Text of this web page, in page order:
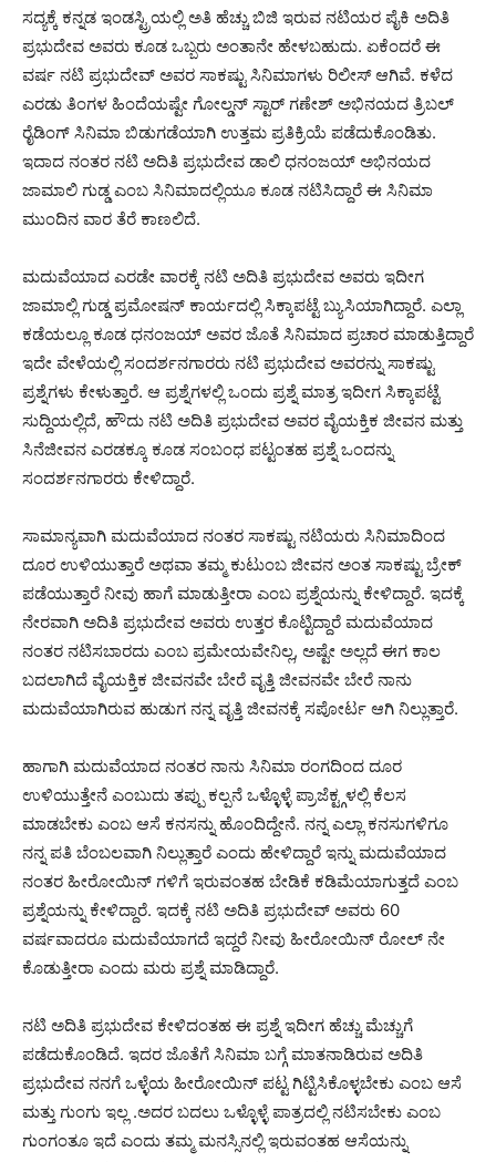
ಸದ್ಯಕ್ಕೆ ಕನ್ನಡ ಇಂಡಸ್ಟ್ರಿಯಲ್ಲಿ ಅತಿ ಹೆಚ್ಚು ಬಿಜಿ ಇರುವ ನಟಿಯರ ಪೈಕಿ ಅದಿತಿ
ಪ್ರಭುದೇವ ಅವರು ಕೂಡ ಒಬ್ಬರು ಅಂತಾನೇ ಹೇಳಬಹುದು. ಏಕೆಂದರೆ ಈ
ವರ್ಷ ನಟಿ ಪ್ರಭುದೇವ್ ಅವರ ಸಾಕಷ್ಟು ಸಿನಿಮಾಗಳು ರಿಲೀಸ್ ಆಗಿವೆ. ಕಳೆದ
ಎರಡು ತಿಂಗಳ ಹಿಂದೆಯಷ್ಟೇ ಗೋಲ್ಡನ್ ಸ್ಟಾರ್ ಗಣೇಶ್ ಅಭಿನಯದ ತ್ರಿಬಲ್
ರೈಡಿಂಗ್ ಸಿನಿಮಾ ಬಿಡುಗಡೆಯಾಗಿ ಉತ್ತಮ ಪ್ರತಿಕ್ರಿಯೆ ಪಡೆದುಕೊಂಡಿತು.
ಇದಾದ ನಂತರ ನಟಿ ಅದಿತಿ ಪ್ರಭುದೇವ ಡಾಲಿ ಧನಂಜಯ್ ಅಭಿನಯದ
ಜಾಮಾಲಿ ಗುಡ್ಡ ಎಂಬ ಸಿನಿಮಾದಲ್ಲಿಯೂ ಕೂಡ ನಟಿಸಿದ್ದಾರೆ ಈ ಸಿನಿಮಾ
ಮುಂದಿನ ವಾರ ತೆರೆ ಕಾಣಲಿದೆ.
ಮದುವೆಯಾದ ಎರಡೇ ವಾರಕ್ಕೆ ನಟಿ ಅದಿತಿ ಪ್ರಭುದೇವ ಅವರು ಇದೀಗ
ಜಾಮಾಲ್ಲಿ ಗುಡ್ಡ ಪ್ರಮೋಷನ್ ಕಾರ್ಯದಲ್ಲಿ ಸಿಕ್ಕಾಪಟ್ಟೆ ಬ್ಯುಸಿಯಾಗಿದ್ದಾರೆ. ಎಲ್ಲಾ
ಕಡೆಯಲ್ಲೂ ಕೂಡ ಧನಂಜಯ್ ಅವರ ಜೊತೆ ಸಿನಿಮಾದ ಪ್ರಚಾರ ಮಾಡುತ್ತಿದ್ದಾರೆ
ಇದೇ ವೇಳೆಯಲ್ಲಿ ಸಂದರ್ಶನಗಾರರು ನಟಿ ಪ್ರಭುದೇವ ಅವರನ್ನು ಸಾಕಷ್ಟು
ಪ್ರಶ್ನೆಗಳು ಕೇಳುತ್ತಾರೆ. ಆ ಪ್ರಶ್ನೆಗಳಲ್ಲಿ ಒಂದು ಪ್ರಶ್ನೆ ಮಾತ್ರ ಇದೀಗ ಸಿಕ್ಕಾಪಟ್ಟೆ
ಸುದ್ದಿಯಲ್ಲಿದೆ, ಹೌದು ನಟಿ ಅದಿತಿ ಪ್ರಭುದೇವ ಅವರ ವೈಯಕ್ತಿಕ ಜೀವನ ಮತ್ತು
ಸಿನೆಜೀವನ ಎರಡಕ್ಕೂ ಕೂಡ ಸಂಬಂಧ ಪಟ್ಟಂತಹ ಪ್ರಶ್ನೆ ಒಂದನ್ನು
ಸಂದರ್ಶನಗಾರರು ಕೇಳಿದ್ದಾರೆ.
ಸಾಮಾನ್ಯವಾಗಿ ಮದುವೆಯಾದ ನಂತರ ಸಾಕಷ್ಟು ನಟಿಯರು ಸಿನಿಮಾದಿಂದ
ದೂರ ಉಳಿಯುತ್ತಾರೆ ಅಥವಾ ತಮ್ಮ ಕುಟುಂಬ ಜೀವನ ಅಂತ ಸಾಕಷ್ಟು ಬ್ರೇಕ್
ಪಡೆಯುತ್ತಾರೆ ನೀವು ಹಾಗೆ ಮಾಡುತ್ತೀರಾ ಎಂಬ ಪ್ರಶ್ನೆಯನ್ನು ಕೇಳಿದ್ದಾರೆ. ಇದಕ್ಕೆ
ನೇರವಾಗಿ ಅದಿತಿ ಪ್ರಭುದೇವ ಅವರು ಉತ್ತರ ಕೊಟ್ಟಿದ್ದಾರೆ ಮದುವೆಯಾದ
ನಂತರ ನಟಿಸಬಾರದು ಎಂಬ ಪ್ರಮೇಯವೇನಿಲ್ಲ, ಅಷ್ಟೇ ಅಲ್ಲದೆ ಈಗ ಕಾಲ
ಬದಲಾಗಿದೆ ವೈಯಕ್ತಿಕ ಜೀವನವೇ ಬೇರೆ ವೃತ್ತಿ ಜೀವನವೇ ಬೇರೆ ನಾನು
ಮದುವೆಯಾಗಿರುವ ಹುಡುಗ ನನ್ನ ವೃತ್ತಿ ಜೀವನಕ್ಕೆ ಸಪೋರ್ಟ ಆಗಿ ನಿಲ್ಲುತ್ತಾರೆ.
ಹಾಗಾಗಿ ಮದುವೆಯಾದ ನಂತರ ನಾನು ಸಿನಿಮಾ ರಂಗದಿಂದ ದೂರ
ಉಳಿಯುತ್ತೇನೆ ಎಂಬುದು ತಪ್ಪು ಕಲ್ಪನೆ ಒಳ್ಳೊಳ್ಳೆ ಪ್ರಾಜೆಕ್ಟ್ಗಳಲ್ಲಿ ಕೆಲಸ
ಮಾಡಬೇಕು ಎಂಬ ಆಸೆ ಕನಸನ್ನು ಹೊಂದಿದ್ದೇನೆ. ನನ್ನ ಎಲ್ಲಾ ಕನಸುಗಳಿಗೂ
ನನ್ನ ಪತಿ ಬೆಂಬಲವಾಗಿ ನಿಲ್ಲುತ್ತಾರೆ ಎಂದು ಹೇಳಿದ್ದಾರೆ ಇನ್ನು ಮದುವೆಯಾದ
ನಂತರ ಹೀರೋಯಿನ್ ಗಳಿಗೆ ಇರುವಂತಹ ಬೇಡಿಕೆ ಕಡಿಮೆಯಾಗುತ್ತದೆ ಎಂಬ
ಪ್ರಶ್ನೆಯನ್ನು ಕೇಳಿದ್ದಾರೆ. ಇದಕ್ಕೆ ನಟಿ ಅದಿತಿ ಪ್ರಭುದೇವ್ ಅವರು 60
ವರ್ಷವಾದರೂ ಮದುವೆಯಾಗದೆ ಇದ್ದರೆ ನೀವು ಹೀರೋಯಿನ್ ರೋಲ್ ನೇ
ಕೊಡುತ್ತೀರಾ ಎಂದು ಮರು ಪ್ರಶ್ನೆ ಮಾಡಿದ್ದಾರೆ.
ನಟಿ ಅದಿತಿ ಪ್ರಭುದೇವ ಕೇಳಿದಂತಹ ಈ ಪ್ರಶ್ನೆ ಇದೀಗ ಹೆಚ್ಚು ಮೆಚ್ಚುಗೆ
ಪಡೆದುಕೊಂಡಿದೆ. ಇದರ ಜೊತೆಗೆ ಸಿನಿಮಾ ಬಗ್ಗೆ ಮಾತನಾಡಿರುವ ಅದಿತಿ
ಪ್ರಭುದೇವ ನನಗೆ ಒಳ್ಳೆಯ ಹೀರೋಯಿನ್ ಪಟ್ಟ ಗಿಟ್ಟಿಸಿಕೊಳ್ಳಬೇಕು ಎಂಬ ಆಸೆ
ಮತ್ತು ಗುಂಗು ಇಲ್ಲ .ಅದರ ಬದಲು ಒಳ್ಳೊಳ್ಳೆ ಪಾತ್ರದಲ್ಲಿ ನಟಿಸಬೇಕು ಎಂಬ
ಗುಂಗಂತೂ ಇದೆ ಎಂದು ತಮ್ಮ ಮನಸ್ಸಿನಲ್ಲಿ ಇರುವಂತಹ ಆಸೆಯನ್ನು